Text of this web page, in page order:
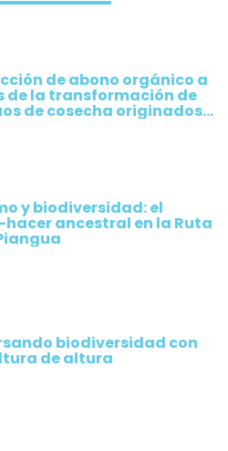
de abono orgánico a
de la transformación de
de cosecha originados
y biodiversidad: el
hacer ancestral en la Ruta
biodiversidad con
de altura